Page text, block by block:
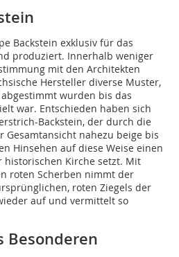
Backstein exklusiv für das
produziert. Innerhalb weniger
mit den Architekten
Hersteller diverse Muster,
wurden bis das
war. Entschieden haben sich
Backstein, der durch die
Gesamtansicht nahezu beige bis
Hinsehen auf diese Weise einen
Kirche setzt. Mit
roten Scherben nimmt der
roten Ziegels der
auf und vermittelt so
Besonderen